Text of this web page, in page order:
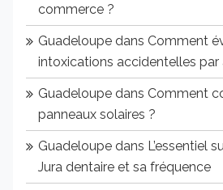
commerce ?
Guadeloupe dans Comment
intoxications accidentelles
Guadeloupe dans Comment
panneaux solaires ?
Guadeloupe dans L’essentiel
Jura dentaire et sa fréquence